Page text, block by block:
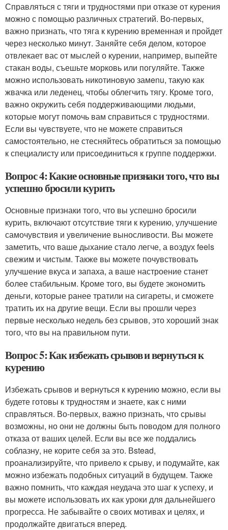
Справляться с тяги и трудностями при отказе от курения
можно с помощью различных стратегий. Во-первых,
важно признать, что тяга к курению временная и пройдет
через несколько минут. Заняйте себя делом, которое
отвлекает вас от мыслей о курении, например, выпейте
стакан воды, съешьте морковь или погуляйте. Также
можно использовать никотиновую замenu, такую как
жвачка или леденец, чтобы облегчить тягу. Кроме того,
важно окружить себя поддерживающими людьми,
которые могут помочь вам справиться с трудностями.
Если вы чувствуете, что не можете справиться
самостоятельно, не стесняйтесь обратиться за помощью
к специалисту или присоединиться к группе поддержки.
Вопрос 4: Какие основные признаки того, что вы
успешно бросили курить
Основные признаки того, что вы успешно бросили
курить, включают отсутствие тяги к курению, улучшение
самочувствия и увеличение выносливости. Вы можете
заметить, что ваше дыхание стало легче, а воздух feels
свежим и чистым. Также вы можете почувствовать
улучшение вкуса и запаха, а ваше настроение станет
более стабильным. Кроме того, вы будете экономить
деньги, которые ранее тратили на сигареты, и сможете
тратить их на другие вещи. Если вы прошли через
первые несколько недель без срывов, это хороший знак
того, что вы на правильном пути.
Вопрос 5: Как избежать срывов и вернуться к
курению
Избежать срывов и вернуться к курению можно, если вы
будете готовы к трудностям и знаете, как с ними
справляться. Во-первых, важно признать, что срывы
возможны, но они не должны быть поводом для полного
отказа от ваших целей. Если вы все же поддались
соблазну, не корите себя за это. Вstead,
проанализируйте, что привело к срыву, и подумайте, как
можно избежать подобных ситуаций в будущем. Также
важно помнить, что каждая неудача это шаг к успеху, и
вы можете использовать их как уроки для дальнейшего
прогресса. Не забывайте о своих мотивах и целях, и
продолжайте двигаться вперед.